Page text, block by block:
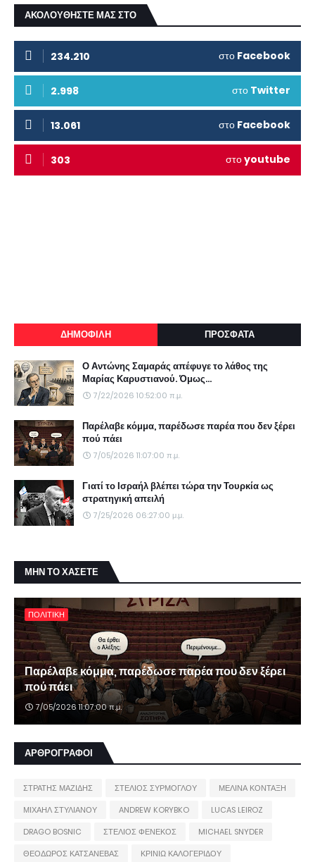
ΑΚΟΛΟΥΘΗΣΤΕ ΜΑΣ ΣΤΟ
234.210 στο Facebook
2.998 στο Twitter
13.061 στο Facebook
303 στοyoutube
ΔΗΜΟΦΙΛΗ ΠΡΟΣΦΑΤΑ
Ο Αντώνης Σαμαράς απέφυγε το λάθος της
Μαρίας Καρυστιανού. Όμως...
7/22/2026 10:52:00 π.μ.
Παρέλαβε κόμμα, παρέδωσε παρέα που δεν ξέρει
πού πάει
7/05/2026 11:07:00 π.μ.
Γιατί το Ισραήλ βλέπει τώρα την Τουρκία ως
στρατηγική απειλή
7/25/2026 06:27:00 μ.μ.
ΜΗΝ ΤΟ ΧΑΣΕΤΕ
ΠΟΛΙΤΙΚΗ
Παρέλαβε κόμμα, παρέδωσε παρέα που δεν ξέρει
πού πάει
7/05/2026 11:07:00 π.μ.
ΑΡΘΡΟΓΡΑΦΟΙ
ΣΤΡΑΤΗΣ ΜΑΖΙΔΗΣ ΣΤΕΛΙΟΣ ΣΥΡΜΟΓΛΟΥ
ΜΕΛΙΝΑ ΚΟΝΤΑΞΗ
ΜΙΧΑΗΛ ΣΤΥΛΙΑΝΟΥ
ANDREW KORYBKO
LUCAS LEIROZ
DRAGO BOSNIC
ΣΤΕΛΙΟΣ ΦΕΝΕΚΟΣ
MICHAEL SNYDER
ΘΕΟΔΩΡΟΣ ΚΑΤΣΑΝΕΒΑΣ
ΚΡΙΝΙΩ ΚΑΛΟΓΕΡΙΔΟΥ